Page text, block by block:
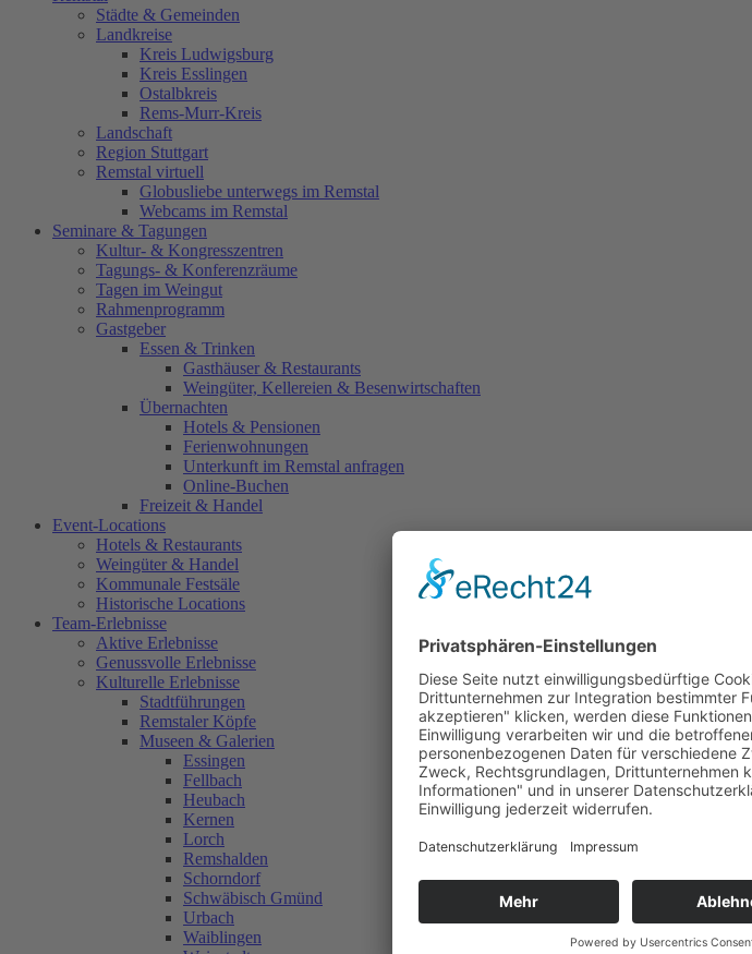
Städte & Gemeinden
Landkreise
Kreis Ludwigsburg
Kreis Esslingen
Ostalbkreis
Rems-Murr-Kreis
Landschaft
Region Stuttgart
Remstal virtuell
Globusliebe unterwegs im Remstal
Webcams im Remstal
Seminare & Tagungen
Kultur- & Kongresszentren
Tagungs- & Konferenzräume
Tagen im Weingut
Rahmenprogramm
Gastgeber
Essen & Trinken
Gasthäuser & Restaurants
Weingüter, Kellereien & Besenwirtschaften
Übernachten
Hotels & Pensionen
Ferienwohnungen
Unterkunft im Remstal anfragen
Online-Buchen
Freizeit & Handel
Event-Locations
Hotels & Restaurants
Weingüter & Handel
Kommunale Festsäle
Historische Locations
Team-Erlebnisse
Aktive Erlebnisse
Genussvolle Erlebnisse
Kulturelle Erlebnisse
Stadtführungen
Remstaler Köpfe
Museen & Galerien
Essingen
Fellbach
Heubach
Kernen
Lorch
Remshalden
Schorndorf
Schwäbisch Gmünd
Urbach
Waiblingen